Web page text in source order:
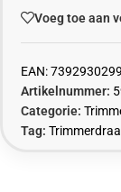
Voeg toe aan
EAN:
Artikelnummer:
Categorie:
Tag: